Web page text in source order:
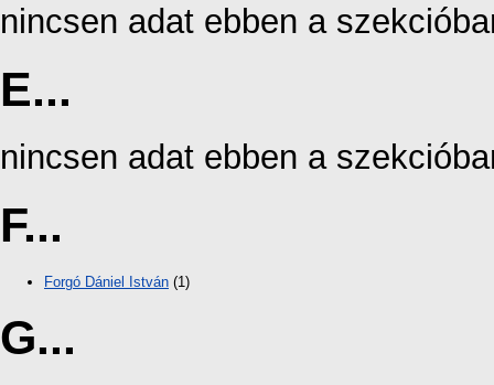
nincsen adat ebben a
E...
nincsen adat ebben a
F...
Forgó Dániel István (1)
G...